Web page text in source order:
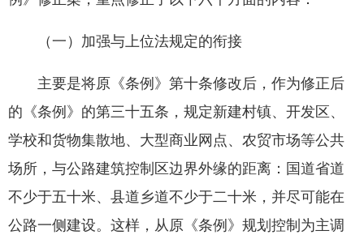
（一）加强与上位法规定的衔接
主要是将原《条例》第十条修改后，作为修正后
的《条例》的第三十五条，规定新建村镇、开发区、
学校和货物集散地、大型商业网点、农贸市场等公共
场所，与公路建筑控制区边界外缘的距离：国道省道
不少于五十米、县道乡道不少于二十米，并尽可能在
公路一侧建设。这样，从原《条例》规划控制为主调